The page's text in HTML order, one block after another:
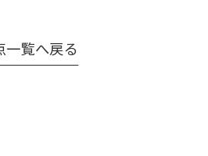
一覧へ戻る